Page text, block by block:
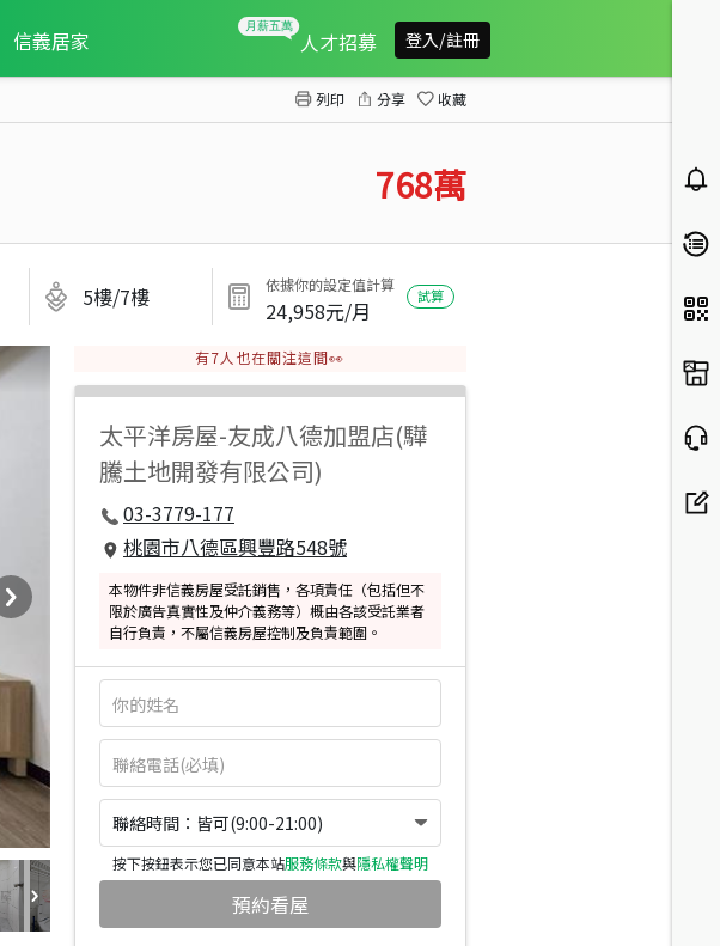
信義居家 人才招募 登入/註冊
列印 分享 收藏
768萬
5樓/7樓 依據你的設定值計算
24,958元/月
試算
有7人也在關注這間👀
太平洋房屋-友成八德加盟店(驊
騰土地開發有限公司)
03-3779-177
桃園市八德區興豐路548號
本物件非信義房屋受託銷售，各項責任（包括但不
限於廣告真實性及仲介義務等）概由各該受託業者
自行負責，不屬信義房屋控制及負責範圍。
聯絡時間：皆可(9:00-21:00)
按下按鈕表示您已同意本站服務條款與隱私權聲明
預約看屋